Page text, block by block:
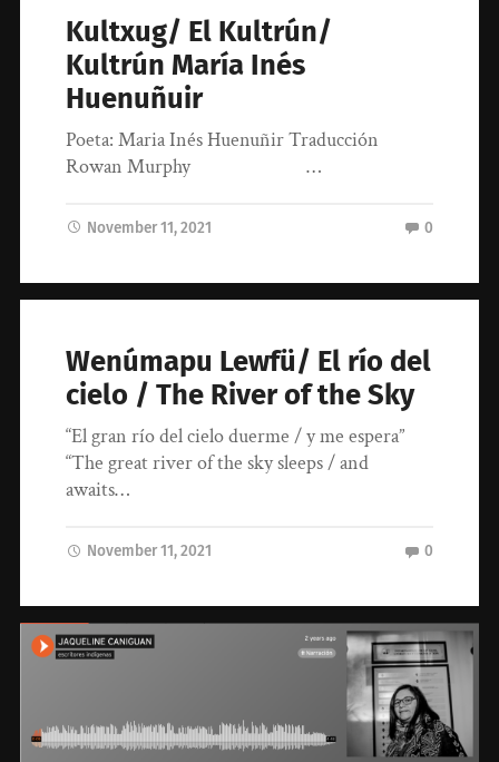
Kultxug/ El Kultrún/
Kultrún María Inés
Huenuñuir
Poeta: Maria Inés Huenuñir Traducción
Rowan Murphy …
November 11, 2021 0
Wenúmapu Lewfü/ El río del
cielo / The River of the Sky
“El gran río del cielo duerme / y me espera”
“The great river of the sky sleeps / and
awaits…
November 11, 2021 0